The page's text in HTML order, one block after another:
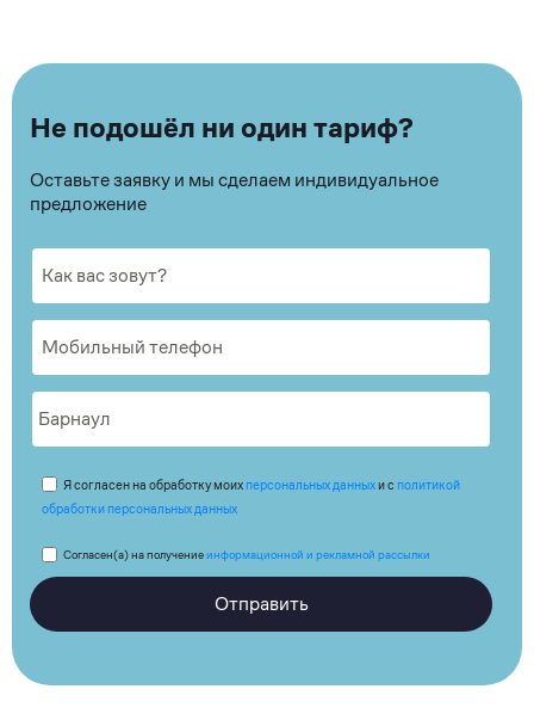
Не подошёл ни один тариф?
Оставьте заявку и мы сделаем индивидуальное
предложение
Я согласен на обработку моих персональных данныхи с политикой
обработки персональных данных
Согласен(а) на получениеинформационной и рекламной рассылки
Отправить